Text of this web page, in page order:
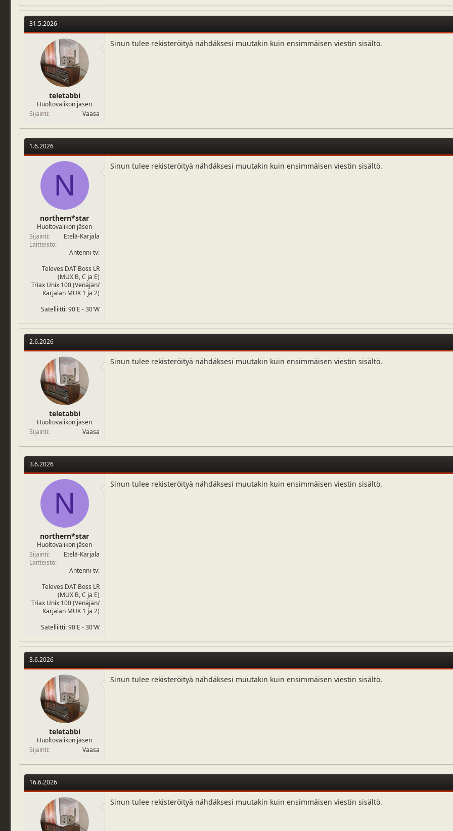
c
t
o
n
31.5.2026
teletabbi
Huoltovalikon jäsen
Sijainti
Vaasa
Sinun tulee rekisteröityä nähdäksesi muutakin kuin ensimmäisen viestin sisältö.
1.6.2026
N
northern*star
Huoltovalikon jäsen
Sijainti
Etelä-Karjala
Laitteisto
Antenni-tv:
Televes DAT Boss LR
(MUX B, C ja E)
Triax Unix 100 (Venäjän/
Karjalan MUX 1 ja 2)
Satelliitti: 90'E - 30'W
Sinun tulee rekisteröityä nähdäksesi muutakin kuin ensimmäisen viestin sisältö.
2.6.2026
teletabbi
Huoltovalikon jäsen
Sijainti
Vaasa
Sinun tulee rekisteröityä nähdäksesi muutakin kuin ensimmäisen viestin sisältö.
3.6.2026
N
northern*star
Huoltovalikon jäsen
Sijainti
Etelä-Karjala
Laitteisto
Antenni-tv:
Televes DAT Boss LR
(MUX B, C ja E)
Triax Unix 100 (Venäjän/
Karjalan MUX 1 ja 2)
Satelliitti: 90'E - 30'W
Sinun tulee rekisteröityä nähdäksesi muutakin kuin ensimmäisen viestin sisältö.
3.6.2026
teletabbi
Huoltovalikon jäsen
Sijainti
Vaasa
Sinun tulee rekisteröityä nähdäksesi muutakin kuin ensimmäisen viestin sisältö.
16.6.2026
Sinun tulee rekisteröityä nähdäksesi muutakin kuin ensimmäisen viestin sisältö.